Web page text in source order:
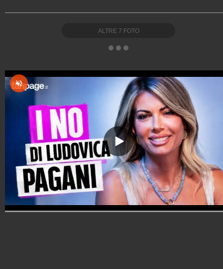
ALTRE 7 FOTO